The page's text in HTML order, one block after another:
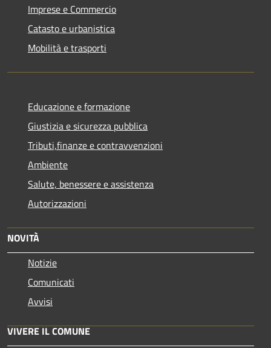
Imprese e Commercio
Catasto e urbanistica
Mobilità e trasporti
Educazione e formazione
Giustizia e sicurezza pubblica
Tributi,finanze e contravvenzioni
Ambiente
Salute, benessere e assistenza
Autorizzazioni
NOVITÀ
Notizie
Comunicati
Avvisi
VIVERE IL COMUNE